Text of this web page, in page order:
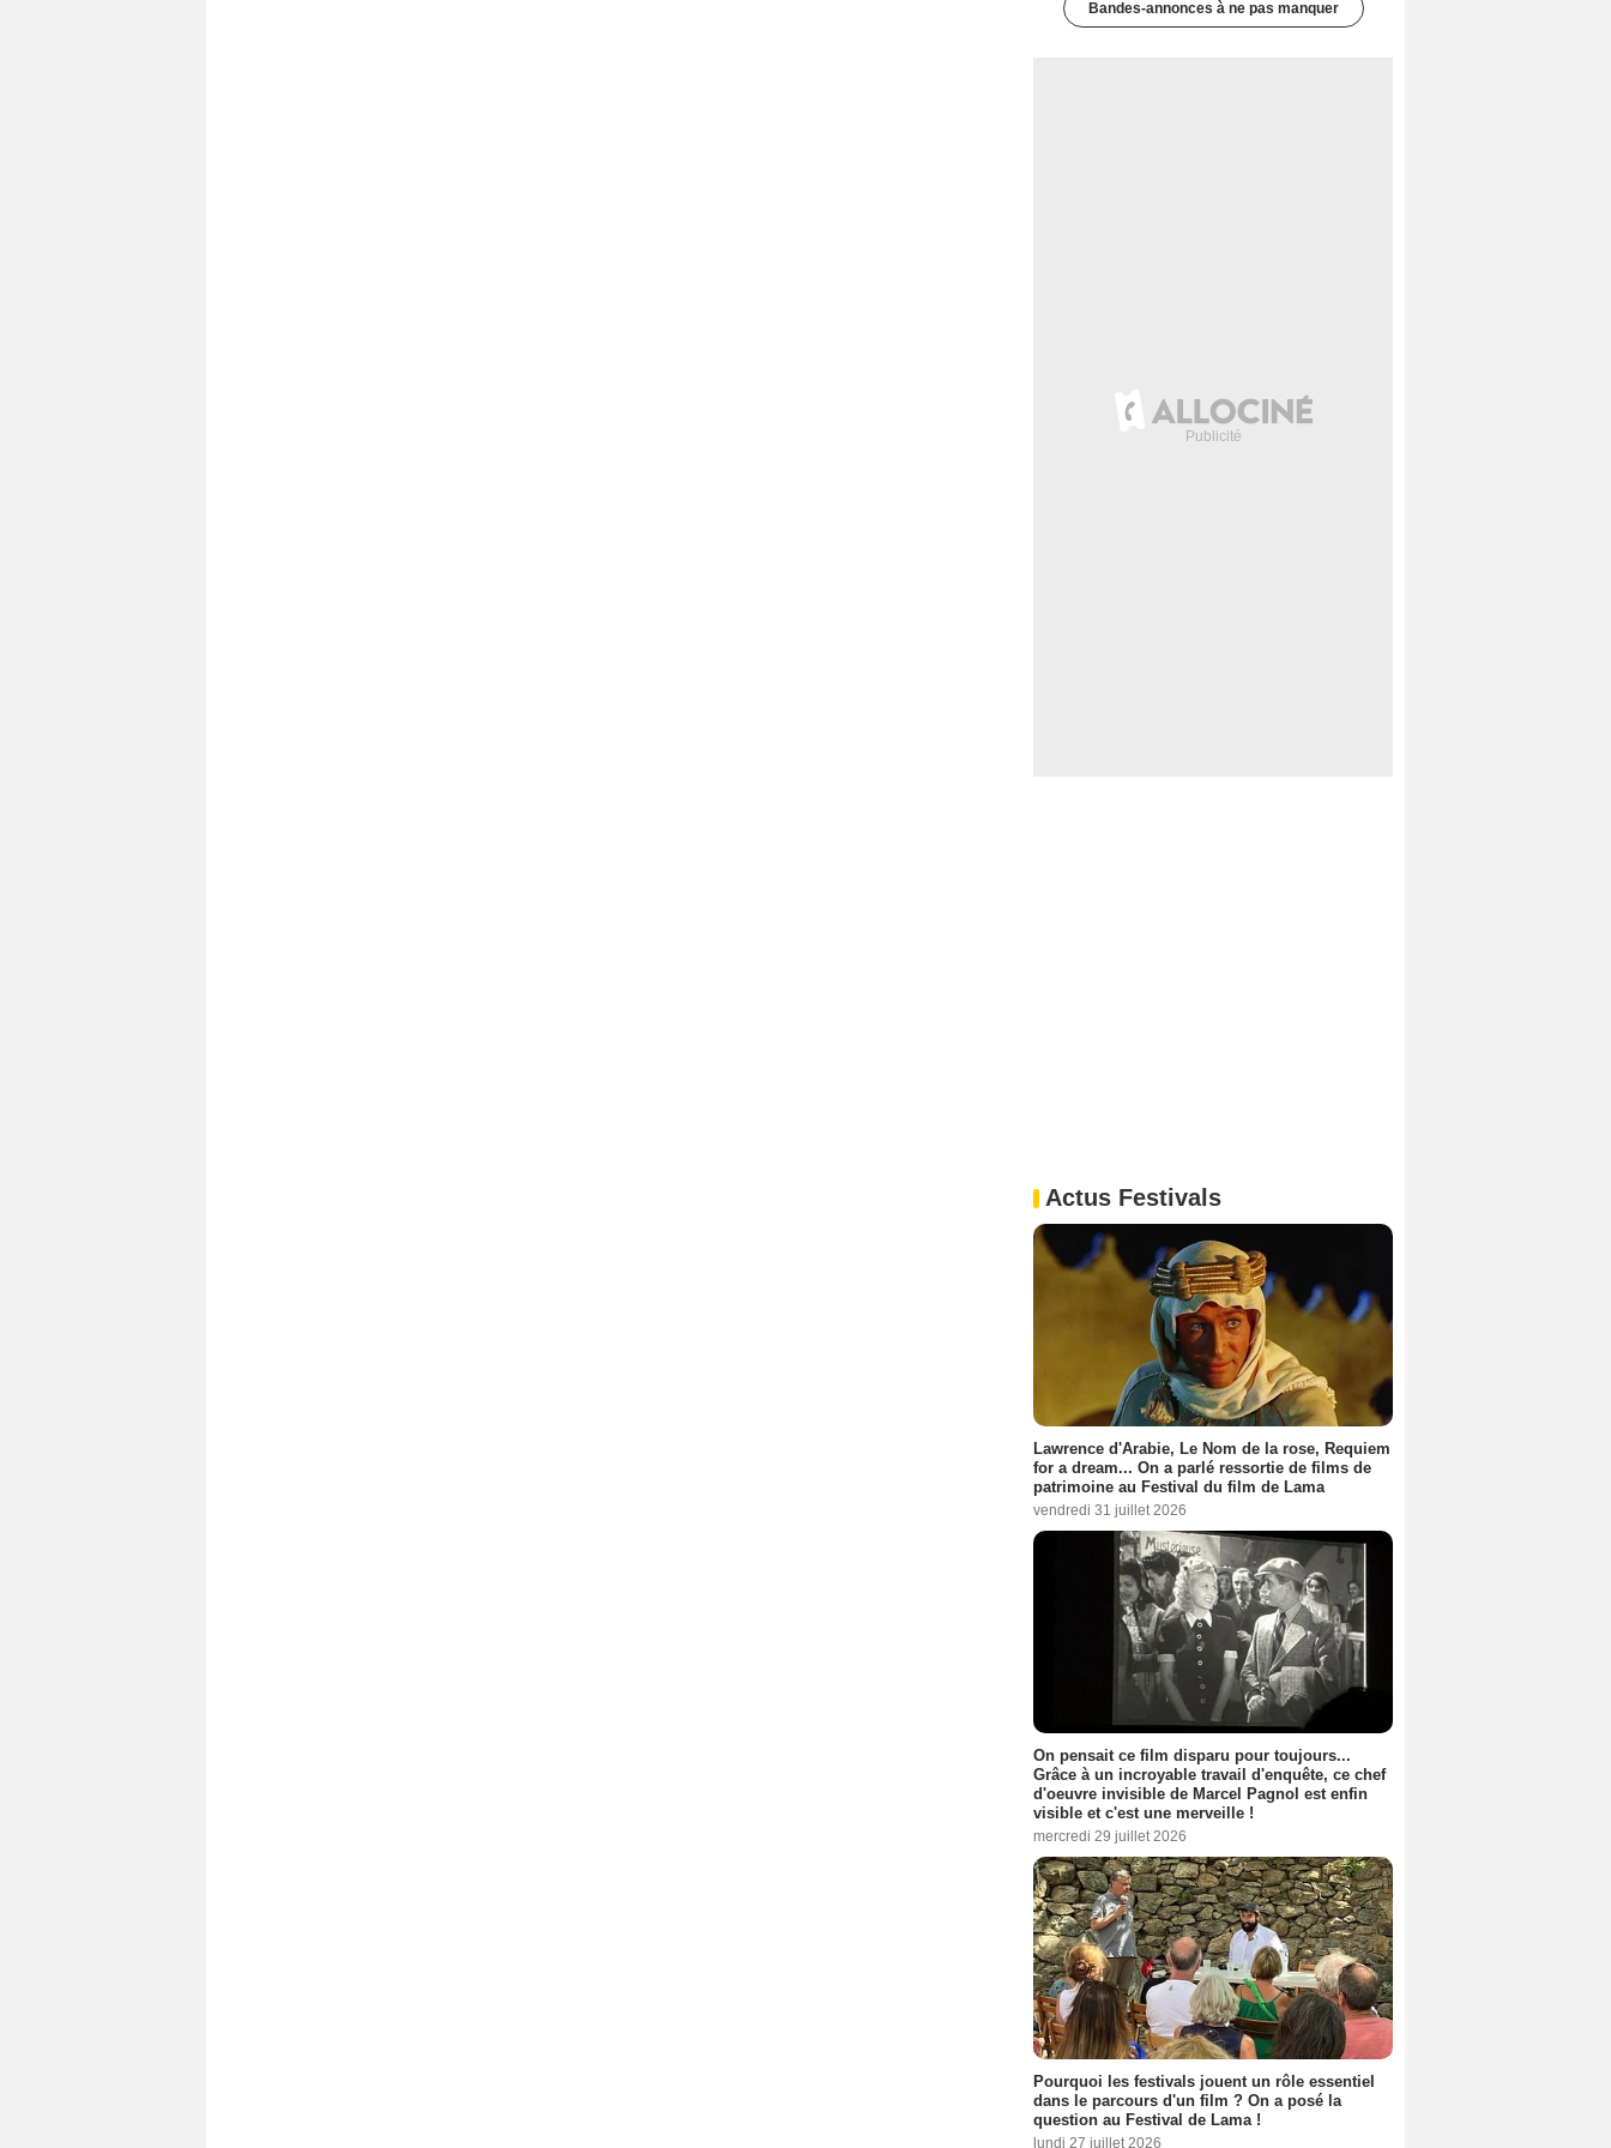
Bandes-annonces à ne pas manquer
Actus Festivals
Lawrence d'Arabie, Le Nom de la rose, Requiem
for a dream... On a parlé ressortie de films de
patrimoine au Festival du film de Lama
vendredi 31 juillet 2026
On pensait ce film disparu pour toujours...
Grâce à un incroyable travail d'enquête, ce chef
d'oeuvre invisible de Marcel Pagnol est enfin
visible et c'est une merveille !
mercredi 29 juillet 2026
Pourquoi les festivals jouent un rôle essentiel
dans le parcours d'un film ? On a posé la
question au Festival de Lama !
lundi 27 juillet 2026